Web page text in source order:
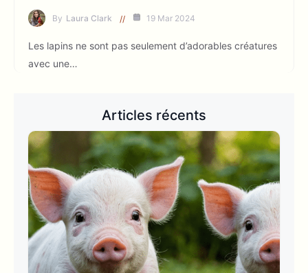
By Laura Clark 19 Mar 2024
Les lapins ne sont pas seulement d’adorables créatures
avec une…
Articles récents